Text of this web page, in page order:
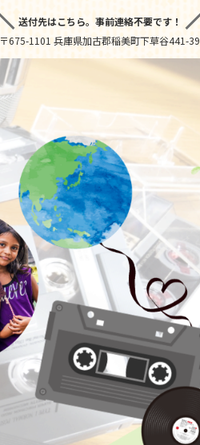
送付先はこちら。 事前連絡不要です！
〒675-1101 兵庫県加古郡稲美町下草谷441-39